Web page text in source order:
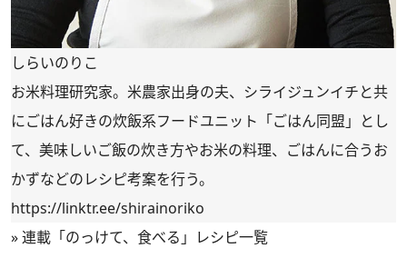
しらいのりこ
お米料理研究家。米農家出身の夫、シライジュンイチと共
にごはん好きの炊飯系フードユニット「ごはん同盟」とし
て、美味しいご飯の炊き方やお米の料理、ごはんに合うお
かずなどのレシピ考案を行う。
https://linktr.ee/shirainoriko
»連載「のっけて、食べる」レシピ一覧